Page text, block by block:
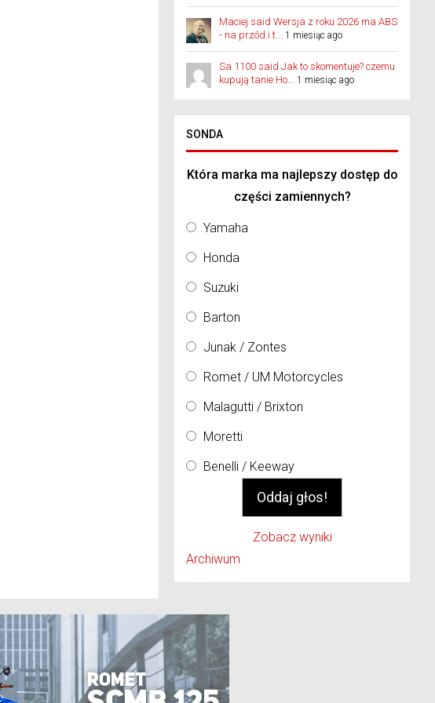
Maciej said Wersja z roku 2026 ma ABS
- na przód i t... 1 miesiąc ago
Sa 1100 said Jak to skomentuje? czemu
kupują tanie Ho... 1 miesiąc ago
SONDA
Która marka ma najlepszy dostęp do
części zamiennych?
Yamaha
Honda
Suzuki
Barton
Junak / Zontes
Romet / UM Motorcycles
Malagutti / Brixton
Moretti
Benelli / Keeway
Zobacz wyniki
Archiwum